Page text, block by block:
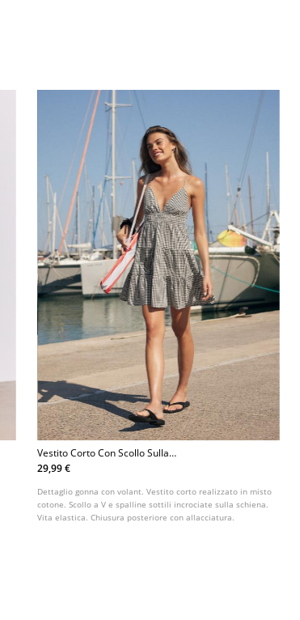
Vestito Corto Con Scollo Sulla
Schiena Vichy
29,99 €
Dettaglio gonna con volant. Vestito corto realizzato in misto
cotone. Scollo a V e spalline sottili incrociate sulla schiena.
Vita elastica. Chiusura posteriore con allacciatura.